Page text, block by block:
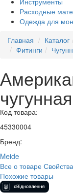
Расходные
Одежда для
Главная
Каталог
Фитинги
Код товара:
45330004
Бренд:
Meide
Все о товаре Свойства
Похожие товары